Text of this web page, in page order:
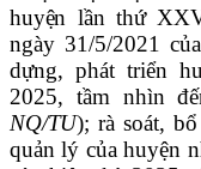
huyện lần thứ
ngày 31/5/2021
dựng, phát triển
2025, tầm nhìn
NQ/TU);rà soát,
quản lý của huyện